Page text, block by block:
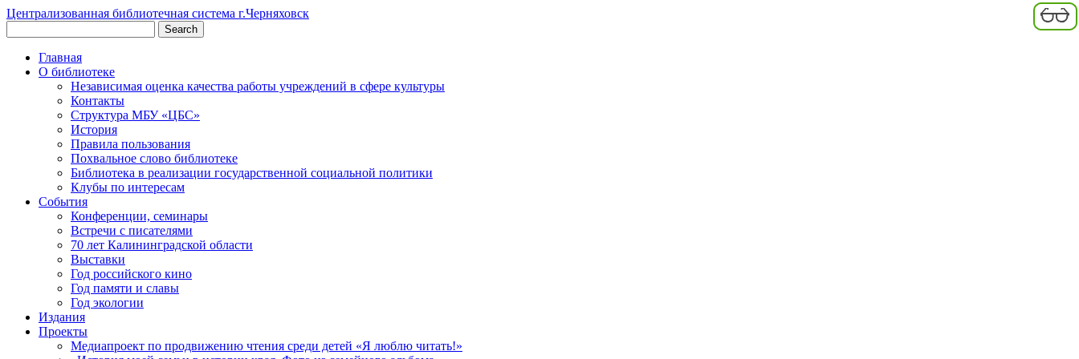
Централизованная библиотечная система г.Черняховск
Главная
О библиотеке
Независимая оценка качества работы учреждений в сфере культуры
Контакты
Структура МБУ «ЦБС»
История
Правила пользования
Похвальное слово библиотеке
Библиотека в реализации государственной социальной политики
Клубы по интересам
События
Конференции, семинары
Встречи с писателями
70 лет Калининградской области
Выставки
Год российского кино
Год памяти и славы
Год экологии
Издания
Проекты
Медиапроект по продвижению чтения среди детей «Я люблю читать!»